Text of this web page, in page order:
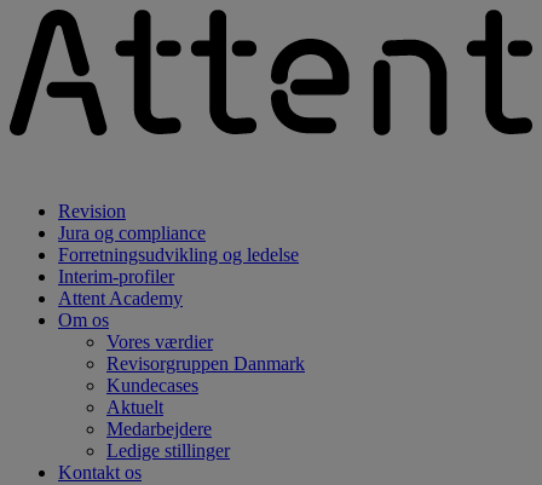
Revision
Jura og compliance
Forretningsudvikling og ledelse
Interim-profiler
Attent Academy
Om os
Vores værdier
Revisorgruppen Danmark
Kundecases
Aktuelt
Medarbejdere
Ledige stillinger
Kontakt os